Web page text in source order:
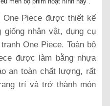
Piece được thiết kế
giống nhân vật, dụng cụ
One Piece. Toàn bộ
được làm bằng nhựa
an toàn chất lượng, rất
trí và trở thành món